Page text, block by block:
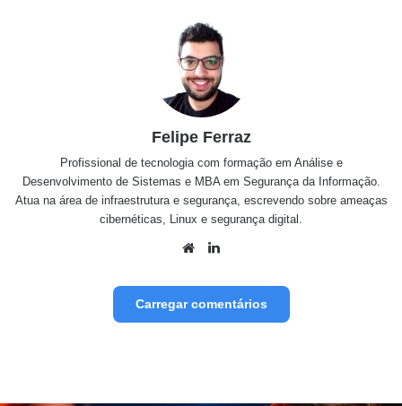
Felipe Ferraz
Profissional de tecnologia com formação em Análise e
Desenvolvimento de Sistemas e MBA em Segurança da Informação.
Atua na área de infraestrutura e segurança, escrevendo sobre ameaças
cibernéticas, Linux e segurança digital.
Website
Carregar comentários